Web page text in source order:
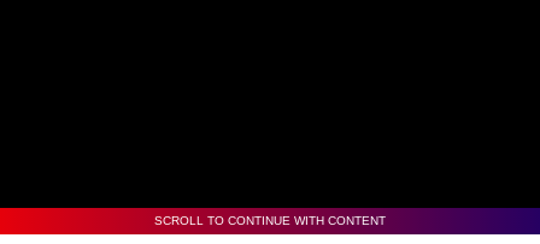
SCROLL TO CONTINUE WITH CONTENT